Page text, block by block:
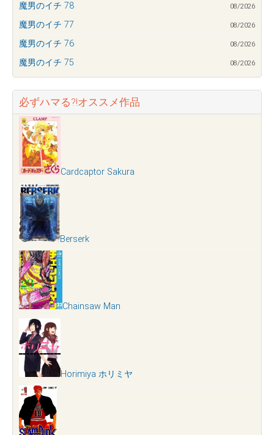
魔男のイチ 78 08/2026
魔男のイチ 77 08/2026
魔男のイチ 76 08/2026
魔男のイチ 75 08/2026
必ずハマる?!オススメ作品
Cardcaptor Sakura
Berserk
Chainsaw Man
Horimiya ホリミヤ